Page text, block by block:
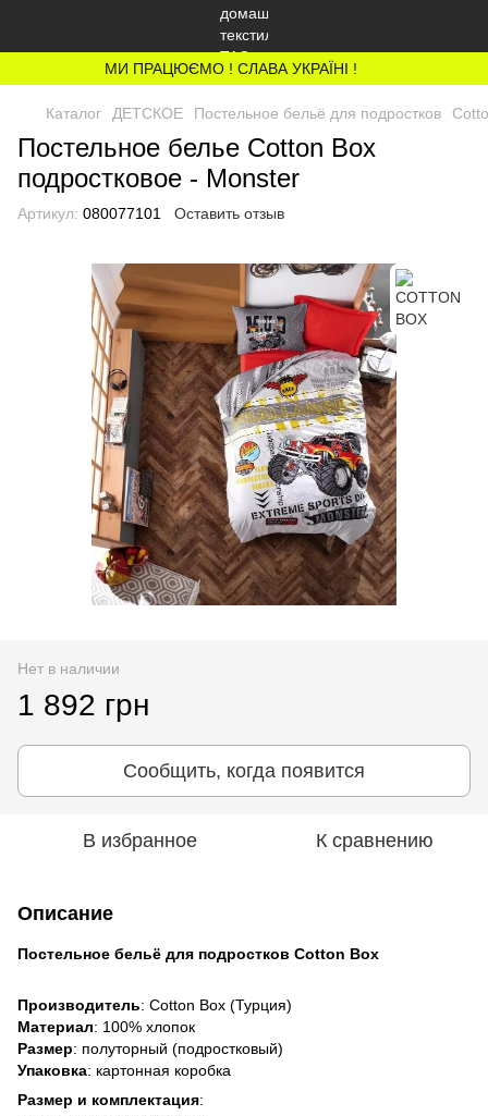
МИ ПРАЦЮЄМО ! СЛАВА УКРАЇНІ !
Каталог ДЕТСКОЕ Постельное бельё для подростков
Постельное белье Cotton Box
подростковое - Monster
Артикул: 080077101 Оставить отзыв
Нет в наличии
1 892 грн
Сообщить, когда появится
В избранное К сравнению
Описание
Постельное бельё для подростков Cotton Box
Производитель: Cotton Box (Турция)
Материал: 100% хлопок
Размер: полуторный (подростковый)
Упаковка: картонная коробка
Размер и комплектация: